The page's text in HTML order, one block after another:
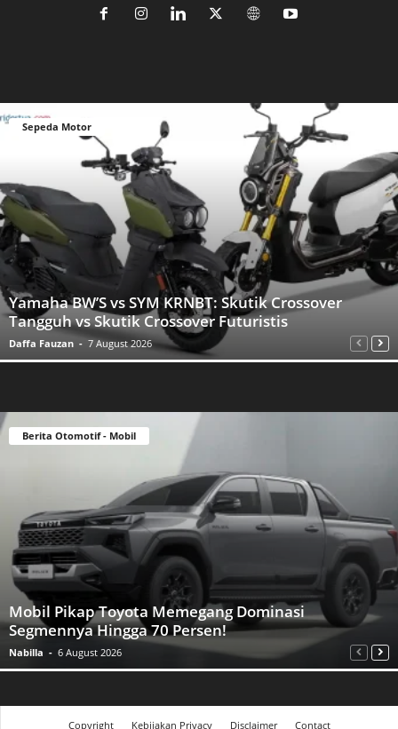
Sepeda Motor
Yamaha BW’S vs SYM KRNBT: Skutik Crossover
Tangguh vs Skutik Crossover Futuristis
Daffa Fauzan - 7 August 2026
Berita Otomotif - Mobil
Mobil Pikap Toyota Memegang Dominasi
Segmennya Hingga 70 Persen!
Nabilla - 6 August 2026
Copyright Kebijakan Privacy Disclaimer Contact